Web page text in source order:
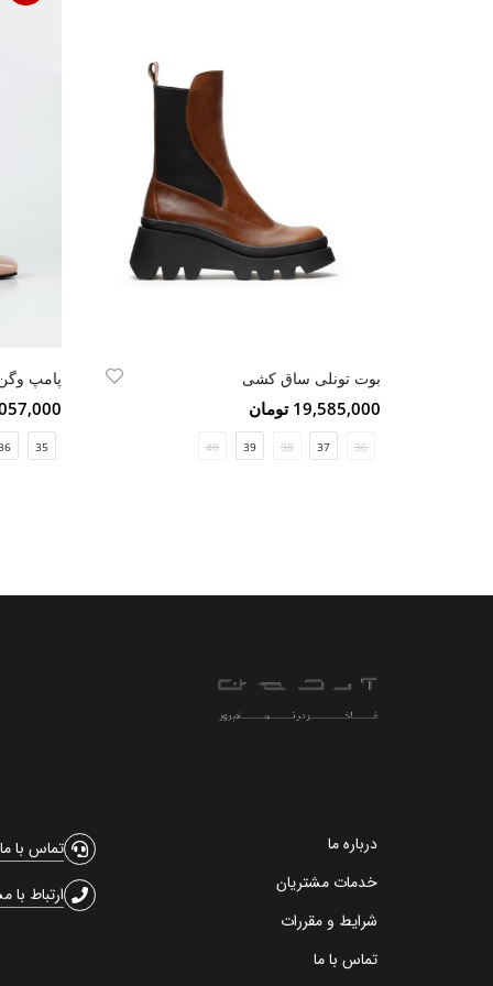
بوت تونلی ساق کشی
19,585,000 تومان
36
37
38
39
40
پامپ
5,057,000
35
درباره ما
خدمات مشتریان
شرایط و مقررات
تماس با ما
تماس با ما
ارتباط با